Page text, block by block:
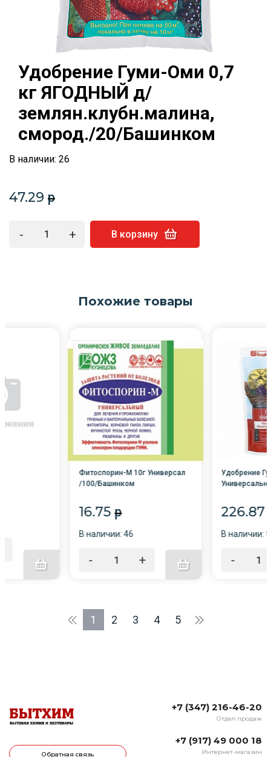
Удобрение Гуми-Оми 0,7
кг ЯГОДНЫЙ д/
землян.клубн.малина,
смород./20/Башинком
В наличии: 26
47.29 p
- + В корзину
Похожие товары
Фитоспорин-М 10г Универсал
/100/Башинком
16.75 p
В наличии: 46
- +
Удобрение
226.87
В наличии:
-
1 2 3 4 5
Обратная связь
+7 (347) 216-46-20
Отдел продаж
+7 (917) 49 000 18
Интернет-магазин